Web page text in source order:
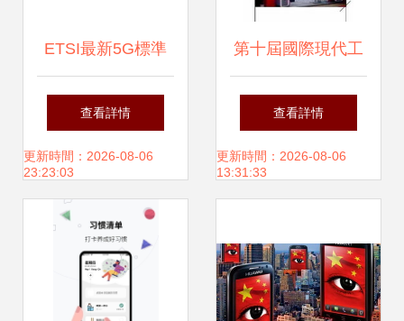
ETSI最新5G標準
必要專利聲明量排
名 中興位列全球前
三，通信技術實力
再獲認可
查看詳情
更新時間：2026-08-06
23:23:03
第十屆國際現代工
廠過程自動化技術
與裝備展覽會領航
查看詳情
更新時間：2026-08-06
13:31:33